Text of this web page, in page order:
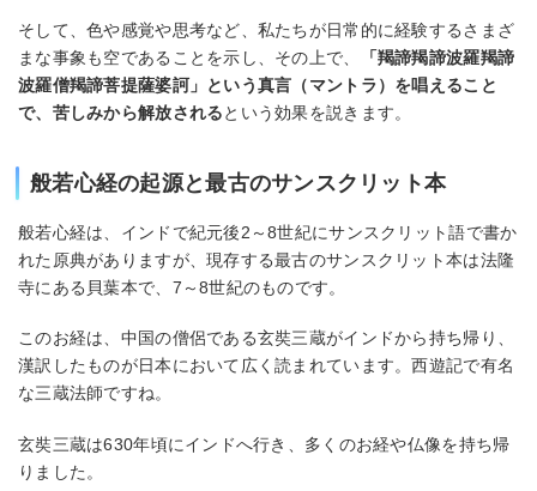
そして、色や感覚や思考など、私たちが日常的に経験するさまざ
まな事象も空であることを示し、その上で、
「羯諦羯諦波羅羯諦
波羅僧羯諦菩提薩婆訶」という真言（マントラ）を唱えること
で、苦しみから解放されるという効果を説きます。
般若心経の起源と最古のサンスクリット本
般若心経は、インドで紀元後2～8世紀にサンスクリット語で書か
れた原典がありますが、現存する最古のサンスクリット本は法隆
寺にある貝葉本で、7～8世紀のものです。
このお経は、中国の僧侶である玄奘三蔵がインドから持ち帰り、
漢訳したものが日本において広く読まれています。西遊記で有名
な三蔵法師ですね。
玄奘三蔵は630年頃にインドへ行き、多くのお経や仏像を持ち帰
りました。